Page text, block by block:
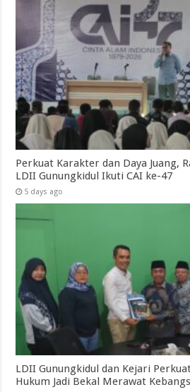
Perkuat Karakter dan Daya Juang,
LDII Gunungkidul Ikuti CAI ke-47
5 days ago
LDII Gunungkidul dan Kejari
Hukum Jadi Bekal Merawat